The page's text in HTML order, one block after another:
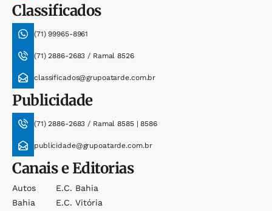
Classificados
(71) 99965-8961
(71) 2886-2683 / Ramal 8526
classificados@grupoatarde.com.br
Publicidade
(71) 2886-2683 / Ramal 8585 | 8586
publicidade@grupoatarde.com.br
Canais e Editorias
Autos
Bahia
E.c. Bahia
E.c. Vitória